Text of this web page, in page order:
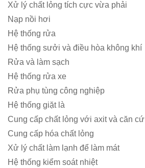
Xử lý chất lỏng tích cực vừa phải
Nạp nồi hơi
Hệ thống rửa
Hệ thống sưởi và điều hòa không khí
Rửa và làm sạch
Hệ thống rửa xe
Rửa phụ tùng công nghiệp
Hệ thống giặt là
Cung cấp chất lỏng với axit và căn cứ
Cung cấp hóa chất lỏng
Xử lý chất làm lạnh để làm mát
Hệ thống kiểm soát nhiệt